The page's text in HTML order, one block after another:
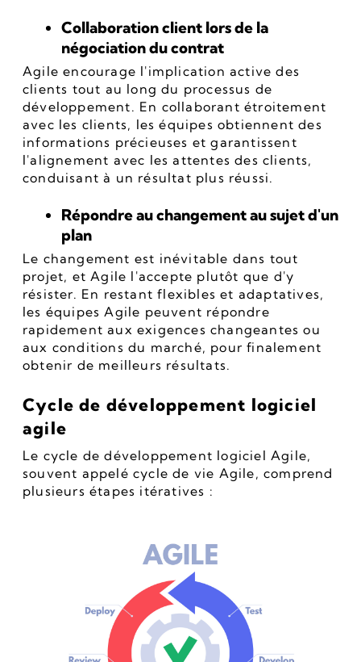
Collaboration client lors de la
négociation du contrat
Agile encourage l'implication active des
clients tout au long du processus de
développement. En collaborant étroitement
avec les clients, les équipes obtiennent des
informations précieuses et garantissent
l'alignement avec les attentes des clients,
conduisant à un résultat plus réussi.
Répondre au changement au sujet d'un
plan
Le changement est inévitable dans tout
projet, et Agile l'accepte plutôt que d'y
résister. En restant flexibles et adaptatives,
les équipes Agile peuvent répondre
rapidement aux exigences changeantes ou
aux conditions du marché, pour finalement
obtenir de meilleurs résultats.
Cycle de développement logiciel
agile
Le cycle de développement logiciel Agile,
souvent appelé cycle de vie Agile, comprend
plusieurs étapes itératives :